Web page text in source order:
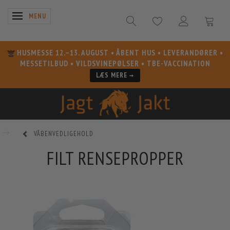
SKIFTE NAVIGATION
MENU
HUSMESSE 12.–13. AUGUST • ÅBENT HUS • LEVERANDØRER •
MESSETILBUD • VILDSVINEPØLSER • TBE-VACCINATION
LÆS MERE →
VÅBENVEDLIGEHOLD
FILT RENSEPROPPER